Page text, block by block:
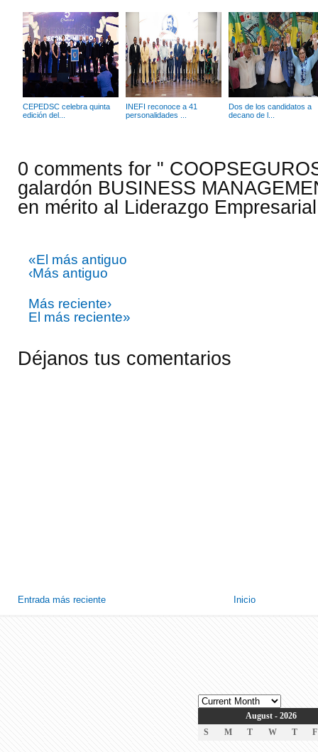
CEPEDSC celebra quinta
edición del...
INEFI reconoce a 41
personalidades ...
Dos de los candidatos a
decano de l...
0 comments for "
galardón BUSINESS
en mérito al Liderazgo
«El más antiguo
‹Más antiguo
Más reciente›
El más reciente»
Déjanos tus comentarios
Entrada más reciente Inicio
August - 2026
S
M T W T F